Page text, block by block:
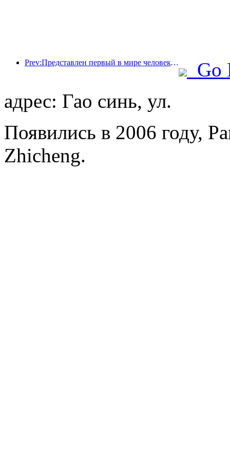
Prev:Представлен первый в мире человекоподобный робот, ориентированный на обслуживание в сфере общественного питания в различных сценариях.
Go
адрес: Гао синь, ул.
Появились в 2006 году,
Zhicheng.